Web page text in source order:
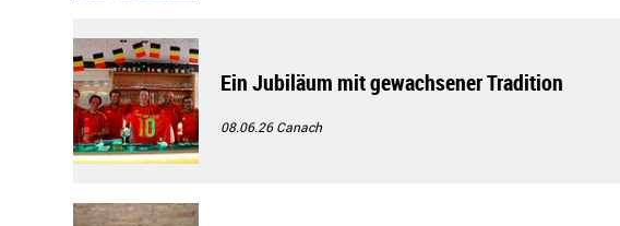
Ein Jubiläum mit gewachsener Tradition
08.06.26Canach